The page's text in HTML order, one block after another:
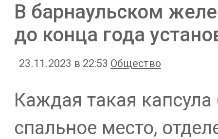
В барнаульском
до конца года
23.11.2023 в 22:53 Общество
Каждая такая
спальное место,